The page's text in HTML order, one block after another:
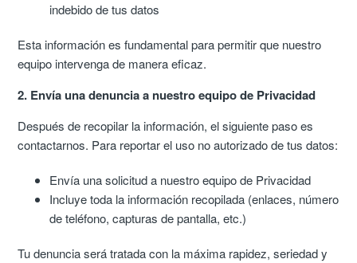
indebido de tus datos
Esta información es fundamental para permitir que nuestro
equipo intervenga de manera eficaz.
2. Envía una denuncia a nuestro equipo de Privacidad
Después de recopilar la información, el siguiente paso es
contactarnos. Para reportar el uso no autorizado de tus datos:
Envía una solicitud a nuestro equipo de Privacidad
Incluye toda la información recopilada (enlaces, número
de teléfono, capturas de pantalla, etc.)
Tu denuncia será tratada con la máxima rapidez, seriedad y